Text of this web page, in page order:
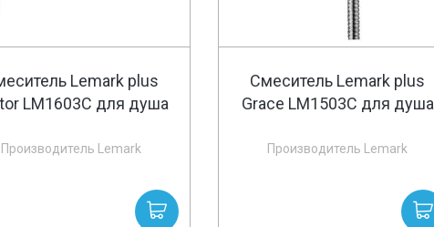
Lemark plus
LM1603C для душа
Производитель Lemark
Смеситель Lemark plus
Grace LM1503C для душа
Производитель Lemark